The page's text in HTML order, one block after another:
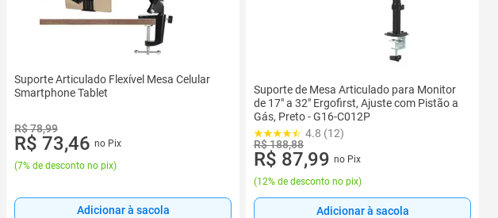
Suporte Articulado Flexível Mesa Celular
Smartphone Tablet
R$ 78,99
R$ 73,46 no Pix
(7% de desconto no pix)
Adicionar à sacola
Suporte de Mesa Articulado para Monitor
de 17" a 32" Ergofirst, Ajuste com Pistão a
Gás, Preto - G16-C012P
4.8 (12)
R$ 188,88
R$ 87,99 no Pix
(12% de desconto no pix)
Adicionar à sacola